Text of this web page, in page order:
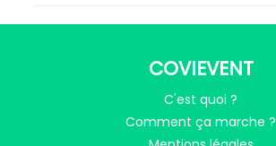
COVIEVENT
C'est quoi ?
Comment ça marche ?